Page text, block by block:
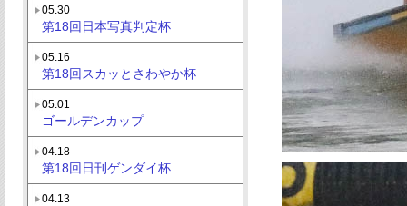
05.30
第18回日本写真判定杯
05.16
第18回スカッとさわやか杯
05.01
ゴールデンカップ
04.18
第18回日刊ゲンダイ杯
04.13